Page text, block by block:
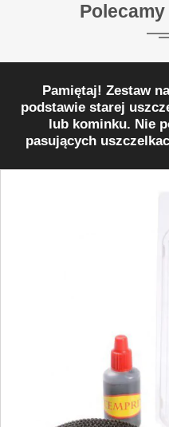
Pamiętaj! Zestaw
podstawie starej
lub kominku. Nie
pasujących